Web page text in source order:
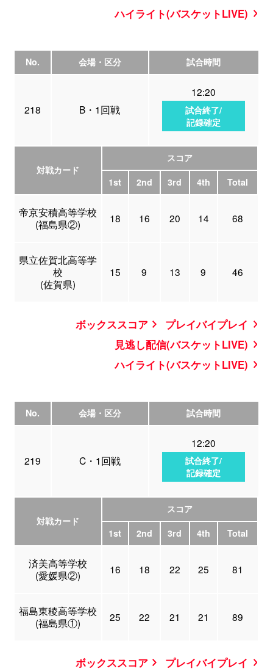
ハイライト(バスケットLIVE)
No. 会場・区分 試合時間
218 B・1回戦
12:20
試合終了/
記録確定
対戦カード
スコア
1st
2nd 3rd 4th Total
帝京安積高等学校
(福島県②)
18 16 20 14 68
県立佐賀北高等学
校
(佐賀県)
15 9 13 9 46
ボックススコア
プレイバイプレイ
見逃し配信(バスケットLIVE)
ハイライト(バスケットLIVE)
No. 会場・区分 試合時間
219 C・1回戦
12:20
試合終了/
記録確定
対戦カード
スコア
1st
2nd 3rd 4th Total
済美高等学校
(愛媛県②)
16 18 22 25 81
福島東稜高等学校
(福島県①)
25 22 21 21 89
ボックススコア
プレイバイプレイ